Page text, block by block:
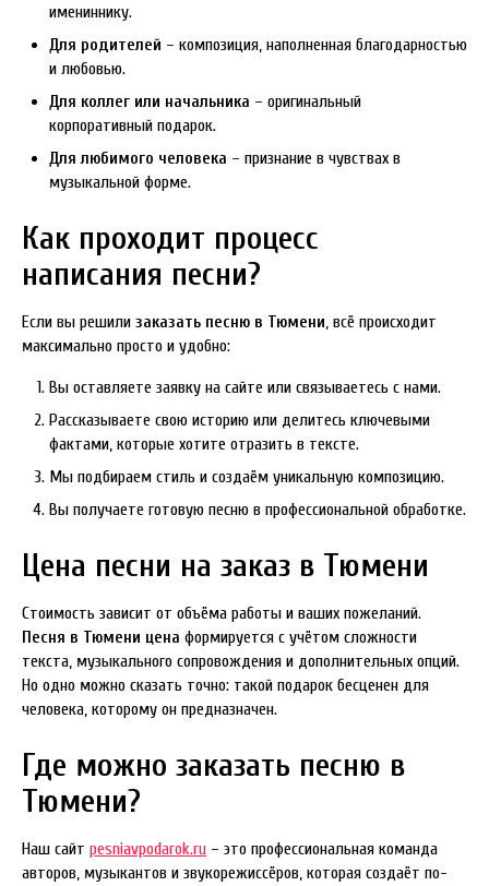
имениннику.
Для родителей – композиция, наполненная благодарностью
и любовью.
Для коллег или начальника – оригинальный
корпоративный подарок.
Для любимого человека – признание в чувствах в
музыкальной форме.
Как проходит процесс
написания песни?
Если вы решили заказать песню в Тюмени, всё происходит
максимально просто и удобно:
Вы оставляете заявку на сайте или связываетесь с нами.
Рассказываете свою историю или делитесь ключевыми
фактами, которые хотите отразить в тексте.
Мы подбираем стиль и создаём уникальную композицию.
Вы получаете готовую песню в профессиональной обработке.
Цена песни на заказ в Тюмени
Стоимость зависит от объёма работы и ваших пожеланий.
Песня в Тюмени цена формируется с учётом сложности
текста, музыкального сопровождения и дополнительных опций.
Но одно можно сказать точно: такой подарок бесценен для
человека, которому он предназначен.
Где можно заказать песню в
Тюмени?
Наш сайт pesniavpodarok.ru – это профессиональная команда
авторов, музыкантов и звукорежиссёров, которая создаёт по-